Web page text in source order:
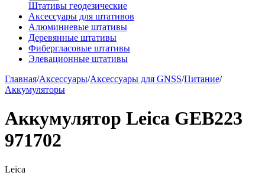
Штативы геодезические
Аксессуары для штативов
Алюминиевые штативы
Деревянные штативы
Фибергласовые штативы
Элевационные штативы
Главная/Аксессуары/Аксессуары для GNSS/Питание/
Аккумуляторы
Аккумулятор Leica GEB223
971702
Leica